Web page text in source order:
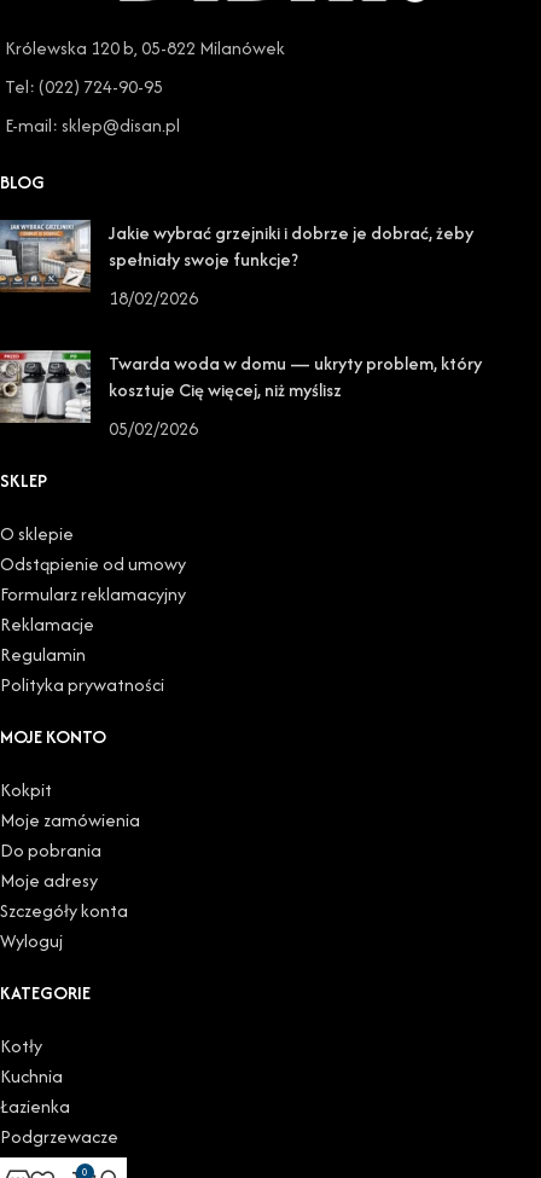
Królewska 120 b, 05-822 Milanówek
Tel: (022) 724-90-95
E-mail: sklep@disan.pl
BLOG
Jakie wybrać grzejniki i dobrze je dobrać, żeby
spełniały swoje funkcje?
18/02/2026
Twarda woda w domu — ukryty problem, który
kosztuje Cię więcej, niż myślisz
05/02/2026
SKLEP
O sklepie
Odstąpienie od umowy
Formularz reklamacyjny
Reklamacje
Regulamin
Polityka prywatności
MOJE KONTO
Kokpit
Moje zamówienia
Do pobrania
Moje adresy
Szczegóły konta
Wyloguj
KATEGORIE
Kotły
Kuchnia
Łazienka
Podgrzewacze
Grzejniki
0